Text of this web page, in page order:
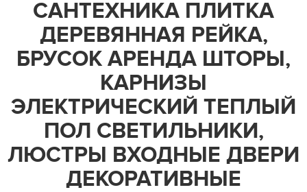
САНТЕХНИКА ПЛИТКА
ДЕРЕВЯННАЯ РЕЙКА,
БРУСОК АРЕНДА ШТОРЫ,
КАРНИЗЫ
ЭЛЕКТРИЧЕСКИЙ ТЕПЛЫЙ
ПОЛ СВЕТИЛЬНИКИ,
ЛЮСТРЫ ВХОДНЫЕ ДВЕРИ
ДЕКОРАТИВНЫЕ